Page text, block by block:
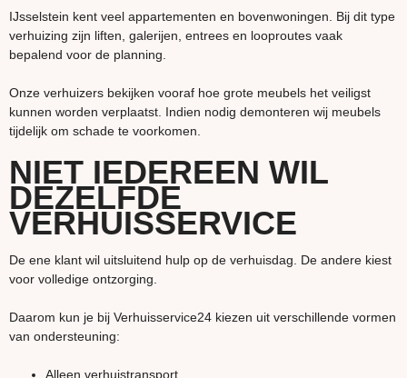
IJsselstein kent veel appartementen en bovenwoningen. Bij dit type
verhuizing zijn liften, galerijen, entrees en looproutes vaak
bepalend voor de planning.
Onze verhuizers bekijken vooraf hoe grote meubels het veiligst
kunnen worden verplaatst. Indien nodig demonteren wij meubels
tijdelijk om schade te voorkomen.
NIET IEDEREEN WIL
DEZELFDE
VERHUISSERVICE
De ene klant wil uitsluitend hulp op de verhuisdag. De andere kiest
voor volledige ontzorging.
Daarom kun je bij Verhuisservice24 kiezen uit verschillende vormen
van ondersteuning:
Alleen verhuistransport